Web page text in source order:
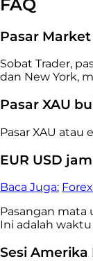
FAQ
Pasar
Sobat Trader,
dan New York,
Pasar XAU
Pasar XAU atau
EUR USD
Baca Juga:
Pasangan mata
Ini adalah
Sesi Amerika